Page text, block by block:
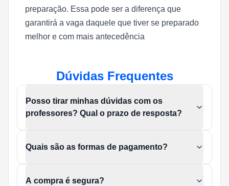
preparação. Essa pode ser a diferença que
garantirá a vaga daquele que tiver se preparado
melhor e com mais antecedência
Dúvidas Frequentes
Posso tirar minhas dúvidas com os
professores? Qual o prazo de resposta?
Quais são as formas de pagamento?
A compra é segura?